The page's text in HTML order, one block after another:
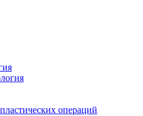
операций